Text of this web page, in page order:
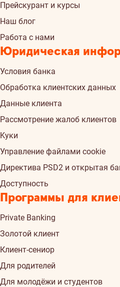
Прейскурант и курсы
Наш блог
Работа с нами
Юридическая
Условия банка
Обработка клиентских данных
Данные клиента
Рассмотрение жалоб клиентов
Kуки
Управление файлами cookie
Директива PSD2 и открытая
Доступность
Программы для
Private Banking
Золотой клиент
Клиент-сениор
Для родителей
Для молодёжи и студентов